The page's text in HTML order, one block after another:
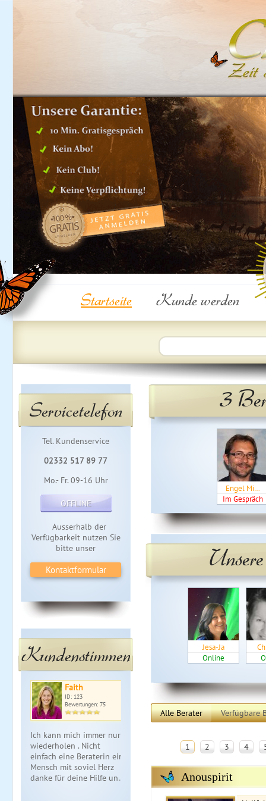
Startseite Kunde werden
Servicetelefon
Tel. Kundenservice
02332 517 89 77
Mo.- Fr. 09-16 Uhr
OFFLINE
Ausserhalb der
Verfügbarkeit nutzen Sie
bitte unser
Kontaktformular
Kundenstimmen
Faith
ID: 123
Bewertungen: 75
Ich kann mich immer nur
wiederholen . Nicht
einfach eine Beraterin ein
Mensch mit soviel Herz
danke für deine Hilfe un…
3
Engel Mi…
Im Gespräch
Jesa-Ja
Online
Alle Berater Verfügbare
1 2 3 4
Anouspirit